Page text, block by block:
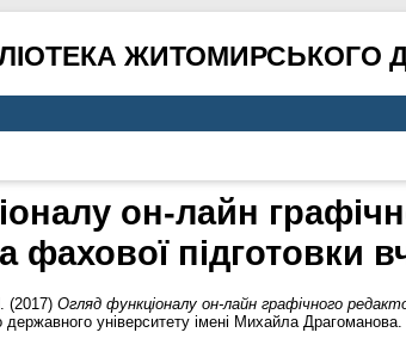
ЖИТОМИРСЬКОГО
он-лайн
фахової підготовки
(2017) Огляд функціоналу он-лайн графічного
державного університету імені Михайла